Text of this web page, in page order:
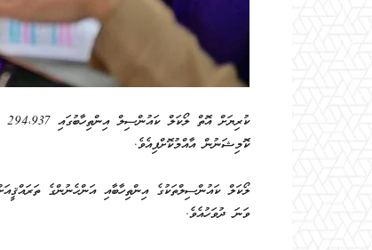
ކޮމިޝަނުން އާއްމުކޮށްފިއެވެ.
ވަނަ ދުވަހުއެވެ.